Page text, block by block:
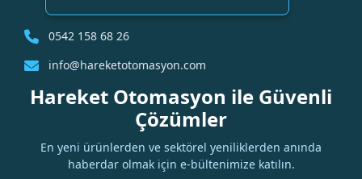
0542 158 68 26
info@hareketotomasyon.com
Hareket Otomasyon ile Güvenli
Çözümler
En yeni ürünlerden ve sektörel yeniliklerden anında
haberdar olmak için e-bültenimize katılın.